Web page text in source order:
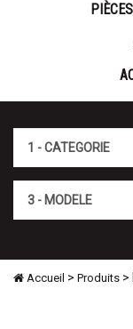
Accueil > Produits >